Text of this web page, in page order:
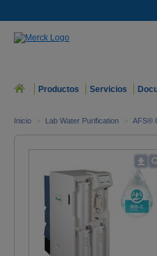
Productos Servicios
Inicio > Lab Water Purification > AFS®